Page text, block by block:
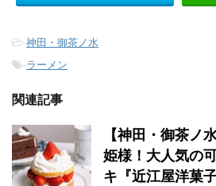
-神田・御茶ノ水
-ラーメン
関連記事
【神田・御茶ノ
姫様！大人気の
キ『近江屋洋菓子